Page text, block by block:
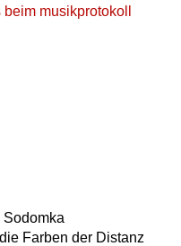
musikprotokoll
Sodomka
Farben der Distanz